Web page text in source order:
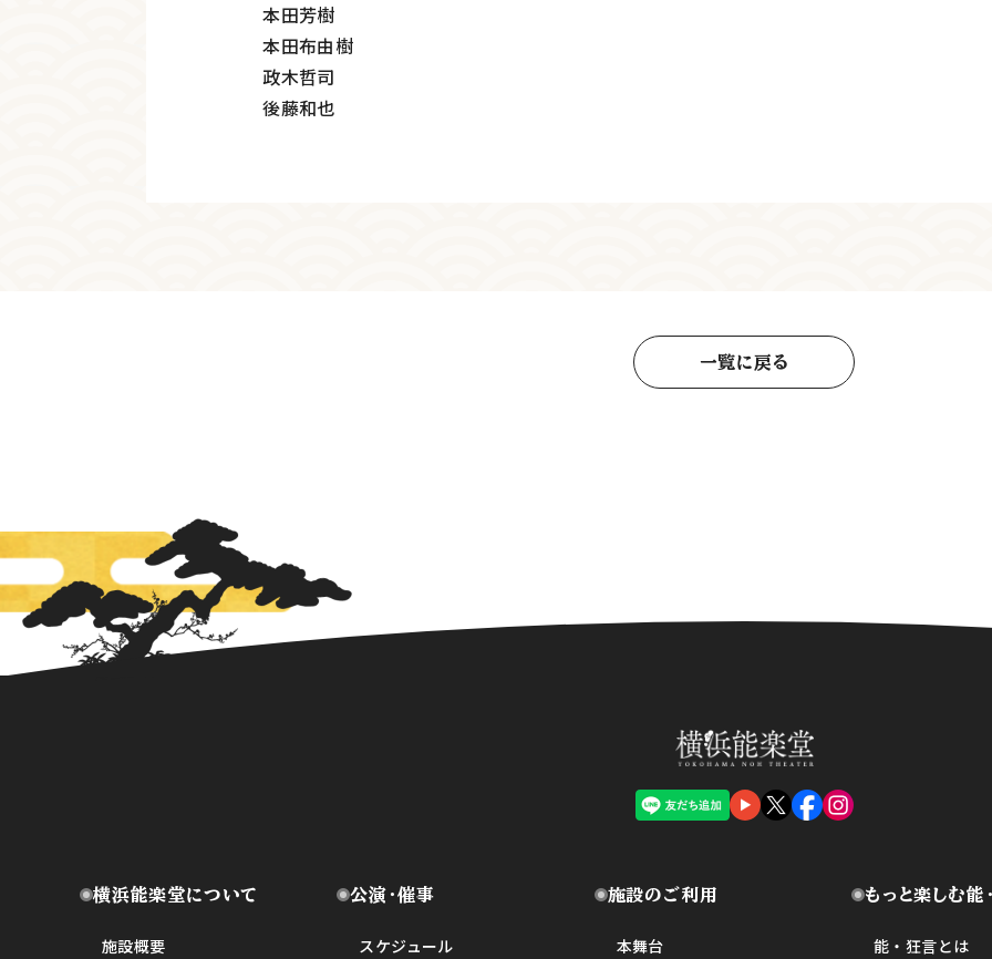
本田芳樹
本田布由樹
政木哲司
後藤和也
一覧に戻る
横浜能楽堂について
施設概要
公演・催事
スケジュール
施設のご利用
本舞台
もっと楽しむ能
能・狂言とは